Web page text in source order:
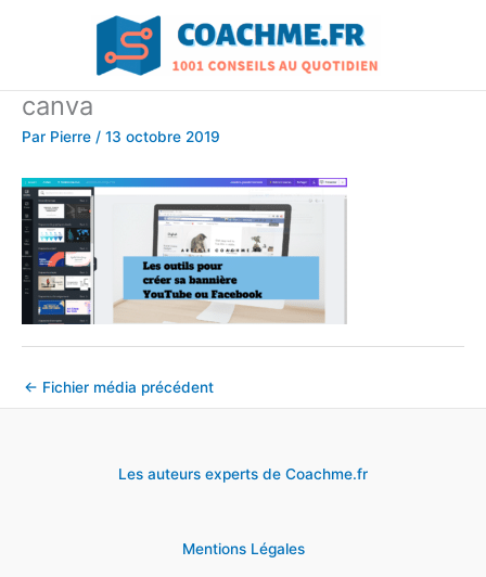
canva
Par Pierre / 13 octobre 2019
← Fichier média précédent
Les auteurs experts de Coachme.fr
Mentions Légales